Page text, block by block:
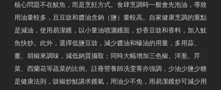
核心問題不在魷魚，而是烹飪方式。食肆烹調時一般會先泡油，導致
用油量較多，且豆豉和醬油含鈉（鹽）量較高。自家健康烹調的重點
是減油，使用易潔鑊，以小量油噴灑鑊面，炒香豆豉和香料，加入魷
魚快炒。此外，選擇低鹽豆豉，減少醬油和蠔油的用量，多用蒜、
薑、胡椒來調味，減低鈉質攝取；同時大幅增加三色椒、洋葱、芹
菜、西蘭花等蔬菜的比例。註冊營養師冼雯菁亦強調，少油少鹽少糖
是健康法則，豉椒炒魷講求鑊氣，用油少不免，用易潔鑊炒可減少用